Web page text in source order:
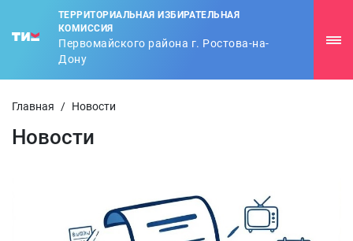
ТЕРРИТОРИАЛЬНАЯ ИЗБИРАТЕЛЬНАЯ
КОМИССИЯ
Первомайского района г. Ростова-на-
Дону
Главная / Новости
Новости